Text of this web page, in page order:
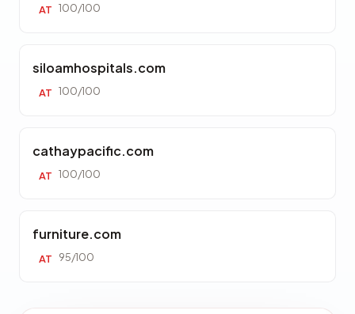
AT 100/100
siloamhospitals.com
AT 100/100
cathaypacific.com
AT 100/100
furniture.com
AT 95/100